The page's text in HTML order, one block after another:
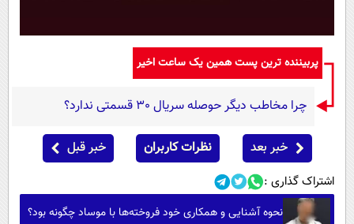
پربیننده ترین پست همین یک ساعت اخیر
چرا مخاطب دیگر حوصله سریال 30 قسمتی ندارد؟
خبر بعد نظرات کاربران خبر قبل
اشتراک گذاری :
نحوه آشنایی و همکاری خود فروخته‌ها با موساد چگونه بود؟